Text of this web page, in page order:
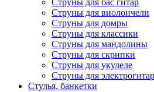
Струны для бас гитар
Струны для виолончели
Струны для домры
Струны для классики
Струны для мандолины
Струны для скрипки
Струны для укулеле
Струны для
Стулья, банкетки